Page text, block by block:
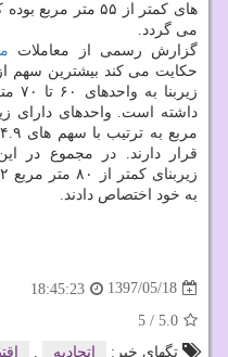
های كمتر از ۵۵ متر مربع بوده كه
می گردد.
گزارش رسمی از معاملات
حكایت می كند بیشترین سهم
قرار دارند. در مجموع در
به خود اختصاص دادند.
1397/05/18
18:45:23
5.0
/
5
تگهای خبر:
اتحادیه